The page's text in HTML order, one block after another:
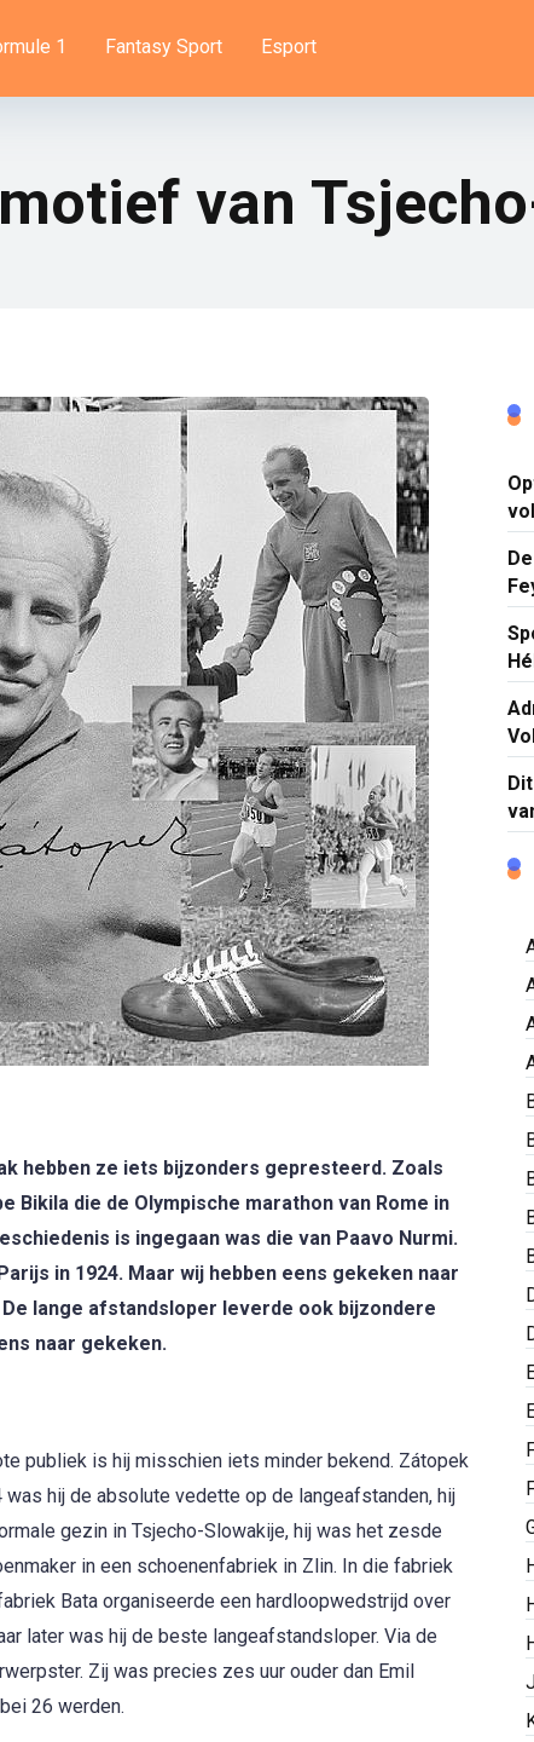
1 Fantasy Sport Esport
van
hebben ze iets bijzonders gepresteerd. Zoals
Bikila die de Olympische marathon van Rome in
is ingegaan was die van Paavo Nurmi.
in 1924. Maar wij hebben eens gekeken naar
lange afstandsloper leverde ook bijzondere
naar gekeken.
publiek is hij misschien iets minder bekend. Zátopek
hij de absolute vedette op de langeafstanden, hij
gezin in Tsjecho-Slowakije, hij was het zesde
in een schoenenfabriek in Zlin. In die fabriek
Bata organiseerde een hardloopwedstrijd over
later was hij de beste langeafstandsloper. Via de
Zij was precies zes uur ouder dan Emil
26 werden.